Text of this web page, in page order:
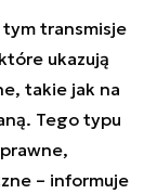
transmisje
ukazują
takie jak na
Tego typu
– informuje